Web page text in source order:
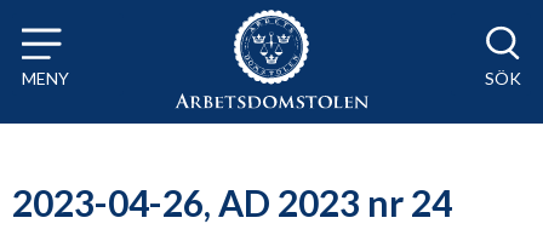
Till innehåll på sidan x
MENY SÖK
2023-04-26, AD 2023 nr 24